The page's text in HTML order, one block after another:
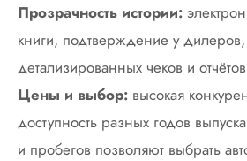
Прозрачность истории:
книги, подтверждение у
детализированных чеков и
Цены и выбор: высокая
доступность разных годов
и пробегов позволяют выбрать